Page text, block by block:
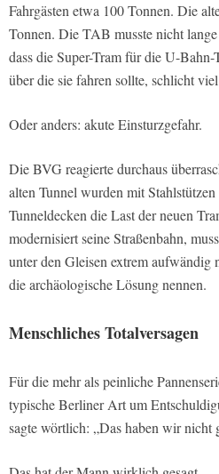
Fahrgästen etwa 100 Tonnen. Die
Tonnen. Die TAB musste nicht
dass die Super-Tram für die U-
über die sie fahren sollte, schlicht
Oder anders: akute Einsturzgefahr.
Die BVG reagierte durchaus
alten Tunnel wurden mit
Tunneldecken die Last der neuen
modernisiert seine Straßenbahn,
unter den Gleisen extrem aufwändig
die archäologische Lösung nennen.
Menschliches Totalversagen
Für die mehr als peinliche
typische Berliner Art um
sagte wörtlich: „Das haben wir nicht